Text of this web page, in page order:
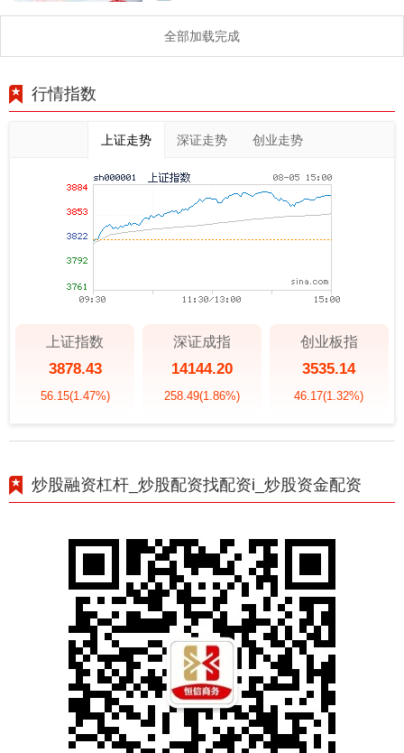
评估结合时间
全部加载完成
行情指数
上证走势 深证走势 创业走势
上证指数
3878.43
56.15(1.47%)
深证成指
14144.20
258.49(1.86%)
创业板指
3535.14
46.17(1.32%)
炒股融资杠杆_炒股配资找配资i_炒股资金配资